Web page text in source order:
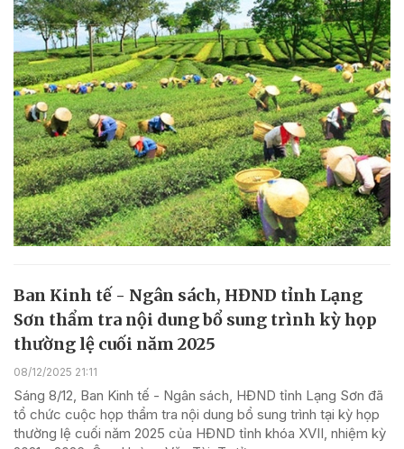
Ban Kinh tế - Ngân sách, HĐND tỉnh Lạng
Sơn thẩm tra nội dung bổ sung trình kỳ họp
thường lệ cuối năm 2025
08/12/2025 21:11
Sáng 8/12, Ban Kinh tế - Ngân sách, HĐND tỉnh Lạng Sơn đã
tổ chức cuộc họp thẩm tra nội dung bổ sung trình tại kỳ họp
thường lệ cuối năm 2025 của HĐND tỉnh khóa XVII, nhiệm kỳ